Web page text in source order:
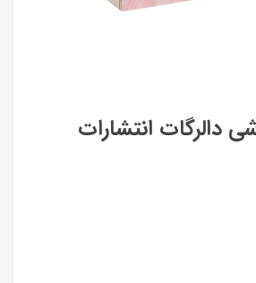
دالرگات انتشارات